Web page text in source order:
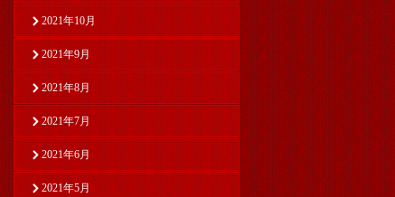
2021年10月
2021年9月
2021年8月
2021年7月
2021年6月
2021年5月